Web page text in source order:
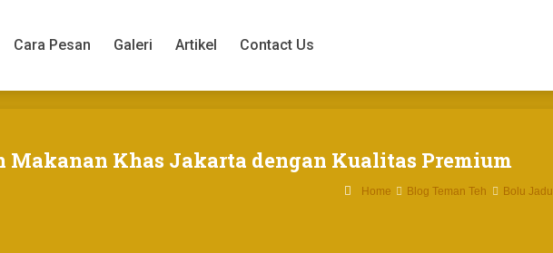
Cara Pesan Galeri Artikel Contact Us
Makanan Khas Jakarta dengan Kualitas Premium
Home Blog Teman Teh Bolu Jadul